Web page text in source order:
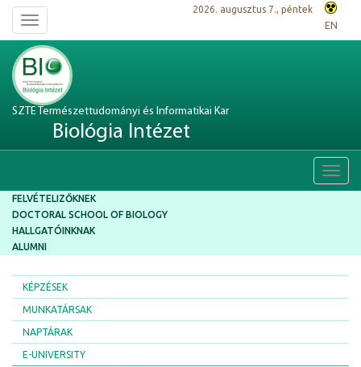
Toggle
navigation
2026. augusztus 7., péntek
EN
SZTE Természettudományi és Informatikai Kar
Biológia Intézet
FELVÉTELIZŐKNEK
DOCTORAL SCHOOL OF BIOLOGY
HALLGATÓINKNAK
ALUMNI
KÉPZÉSEK
MUNKATÁRSAK
NAPTÁRAK
E-UNIVERSITY